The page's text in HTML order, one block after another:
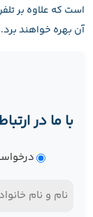
است که علاوه بر
آن بهره خواهند برد.
با ما در
نام